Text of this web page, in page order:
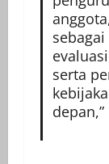
serta